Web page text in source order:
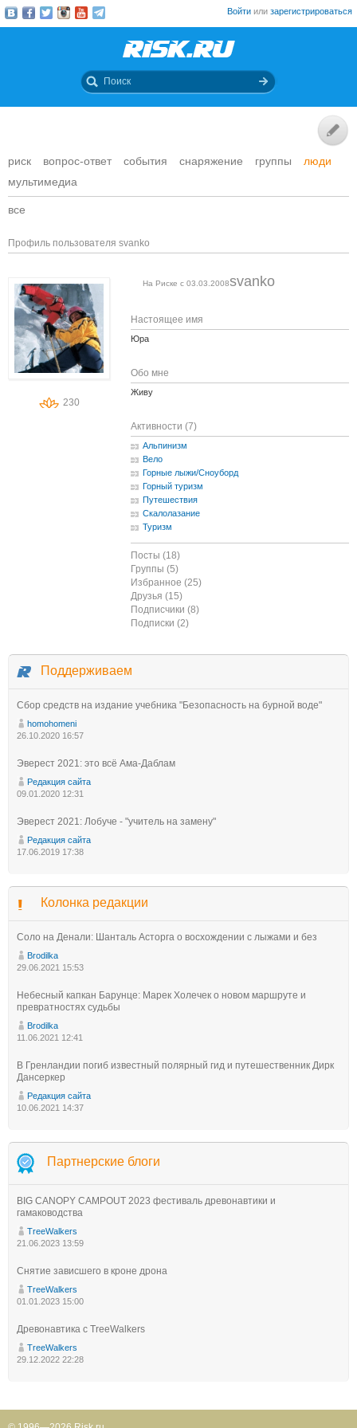
Войти или зарегистрироваться
риск вопрос-ответ события снаряжение группы
люди
мультимедиа
все
Профиль пользователя svanko
230
svanko
На Риске с 03.03.2008
Настоящее имя
Юра
Обо мне
Живу
Активности (7)
Альпинизм
Вело
Горные лыжи/Сноуборд
Горный туризм
Путешествия
Скалолазание
Туризм
Посты (18)
Группы (5)
Избранное (25)
Друзья (15)
Подписчики (8)
Подписки (2)
Поддерживаем
Сбор средств на издание учебника "Безопасность на бурной воде"
homohomeni
26.10.2020 16:57
Эверест 2021: это всё Ама-Даблам
Редакция сайта
09.01.2020 12:31
Эверест 2021: Лобуче - "учитель на замену"
Редакция сайта
17.06.2019 17:38
Колонка редакции
Соло на Денали: Шанталь Асторга о восхождении с лыжами и без
Brodilka
29.06.2021 15:53
Небесный капкан Барунце: Марек Холечек о новом маршруте и
превратностях судьбы
Brodilka
11.06.2021 12:41
В Гренландии погиб известный полярный гид и путешественник Дирк
Дансеркер
Редакция сайта
10.06.2021 14:37
Партнерские блоги
BIG CANOPY CAMPOUT 2023 фестиваль древонавтики и
гамаководства
TreeWalkers
21.06.2023 13:59
Снятие зависшего в кроне дрона
TreeWalkers
01.01.2023 15:00
Древонавтика с TreeWalkers
TreeWalkers
29.12.2022 22:28